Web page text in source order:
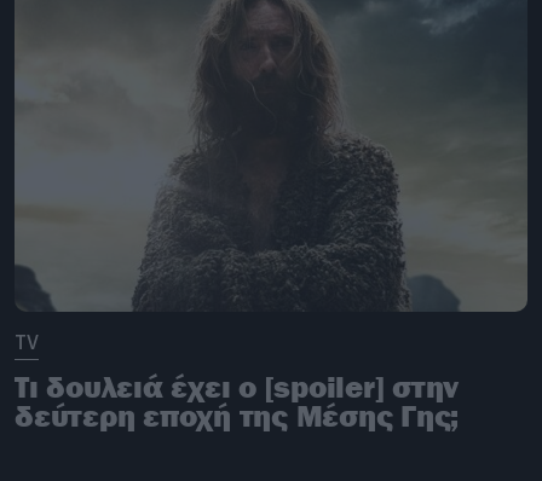
TV
Tι δουλειά έχει ο [spoiler] στην
δεύτερη εποχή της Μέσης Γης;